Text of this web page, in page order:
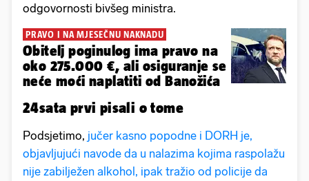
odgovornosti bivšeg ministra.
PRAVO I NA MJESEČNU NAKNADU
Obitelj poginulog ima pravo na
oko 275.000 €, ali osiguranje se
neće moći naplatiti od Banožića
24sata prvi pisali o tome
Podsjetimo, jučer kasno popodne i DORH je,
objavljujući navode da u nalazima kojima raspolažu
nije zabilježen alkohol, ipak tražio od policije da